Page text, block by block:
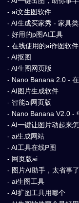
- ai文生图软件
- AI生成买家秀 - 家具类
- 好用的p图AI工具
- 在线使用的ai作图软件
- AI抠图
- AI生图网页版
- Nano Banana 2.0 -
- AI图片生成软件
- 智能ai网页版
- Nano Banana V2.0 -
- AI一键让图片动起来
- ai生成网站
- AI工具在线P图
- 网页版ai
- 图片AI助手，太省事了
- ai生图工具
- AI扩图工具用哪个